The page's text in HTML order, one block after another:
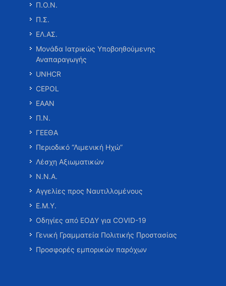
Π.Ο.Ν.
Π.Σ.
ΕΛ.ΑΣ.
Μονάδα Ιατρικώς Υποβοηθούμενης
Αναπαραγωγής
UNHCR
CEPOL
ΕΑΑΝ
Π.Ν.
ΓΕΕΘΑ
Περιοδικό “Λιμενική Ηχώ”
Λέσχη Αξιωματικών
Ν.Ν.Α.
Αγγελίες προς Ναυτιλλομένους
Ε.Μ.Υ.
Οδηγίες από ΕΟΔΥ για COVID-19
Γενική Γραμματεία Πολιτικής Προστασίας
Προσφορές εμπορικών παρόχων